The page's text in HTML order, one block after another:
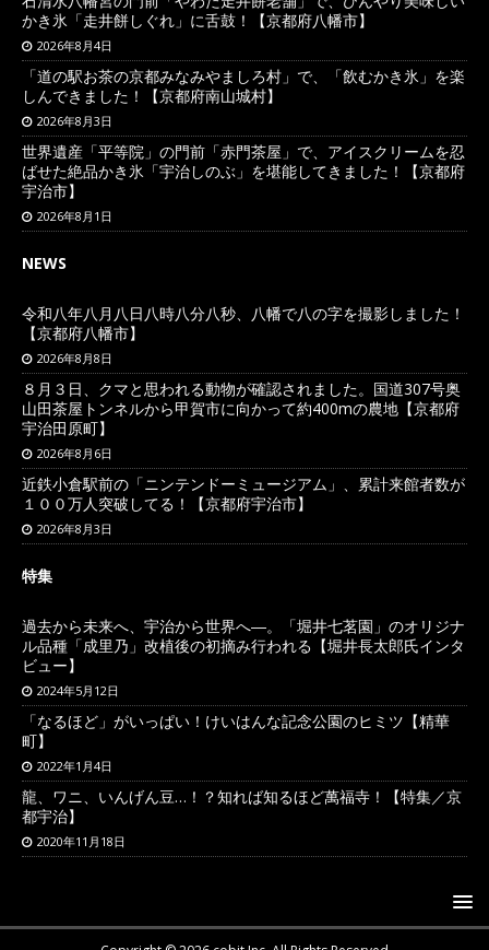
かき氷「走井餅しぐれ」に舌鼓！【京都府八幡市】
2026年8月4日
「道の駅お茶の京都みなみやましろ村」で、「飲むかき氷」を楽
しんできました！【京都府南山城村】
2026年8月3日
世界遺産「平等院」の門前「赤門茶屋」で、アイスクリームを忍
ばせた絶品かき氷「宇治しのぶ」を堪能してきました！【京都府
宇治市】
2026年8月1日
NEWS
令和八年八月八日八時八分八秒、八幡で八の字を撮影しました！
【京都府八幡市】
2026年8月8日
８月３日、クマと思われる動物が確認されました。国道307号奥
山田茶屋トンネルから甲賀市に向かって約400mの農地【京都府
宇治田原町】
2026年8月6日
近鉄小倉駅前の「ニンテンドーミュージアム」、累計来館者数が
１００万人突破してる！【京都府宇治市】
2026年8月3日
特集
過去から未来へ、宇治から世界へ―。「堀井七茗園」のオリジナ
ル品種「成里乃」改植後の初摘み行われる【堀井長太郎氏インタ
ビュー】
2024年5月12日
「なるほど」がいっぱい！けいはんな記念公園のヒミツ【精華
町】
2022年1月4日
龍、ワニ、いんげん豆…！？知れば知るほど萬福寺！【特集／京
都宇治】
2020年11月18日